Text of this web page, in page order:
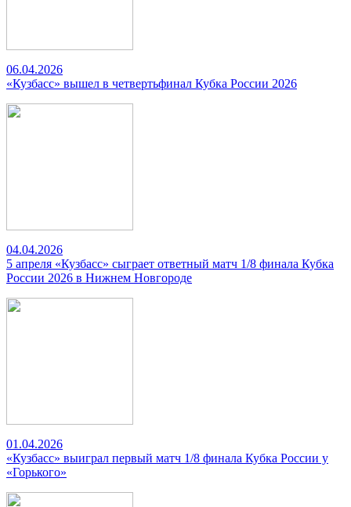
06.04.2026
«Кузбасс» вышел в четвертьфинал Кубка России 2026
04.04.2026
5 апреля «Кузбасс» сыграет ответный матч 1/8 финала Кубка
России 2026 в Нижнем Новгороде
01.04.2026
«Кузбасс» выиграл первый матч 1/8 финала Кубка России у
«Горького»